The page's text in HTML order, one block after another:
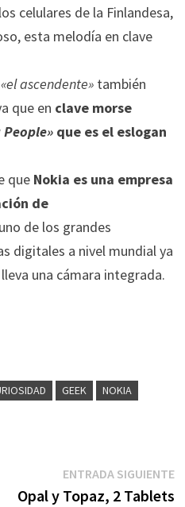
los celulares de la Finlandesa,
esta melodía en clave
«el ascendente»también
que en clave morse
que es el eslogan
que Nokia es una empresa
de
de los grandes
digitales a nivel mundial ya
una cámara integrada.
GEEK
NOKIA
ENTRADA SIGUIENTE
Opal y Topaz, 2 Tablets